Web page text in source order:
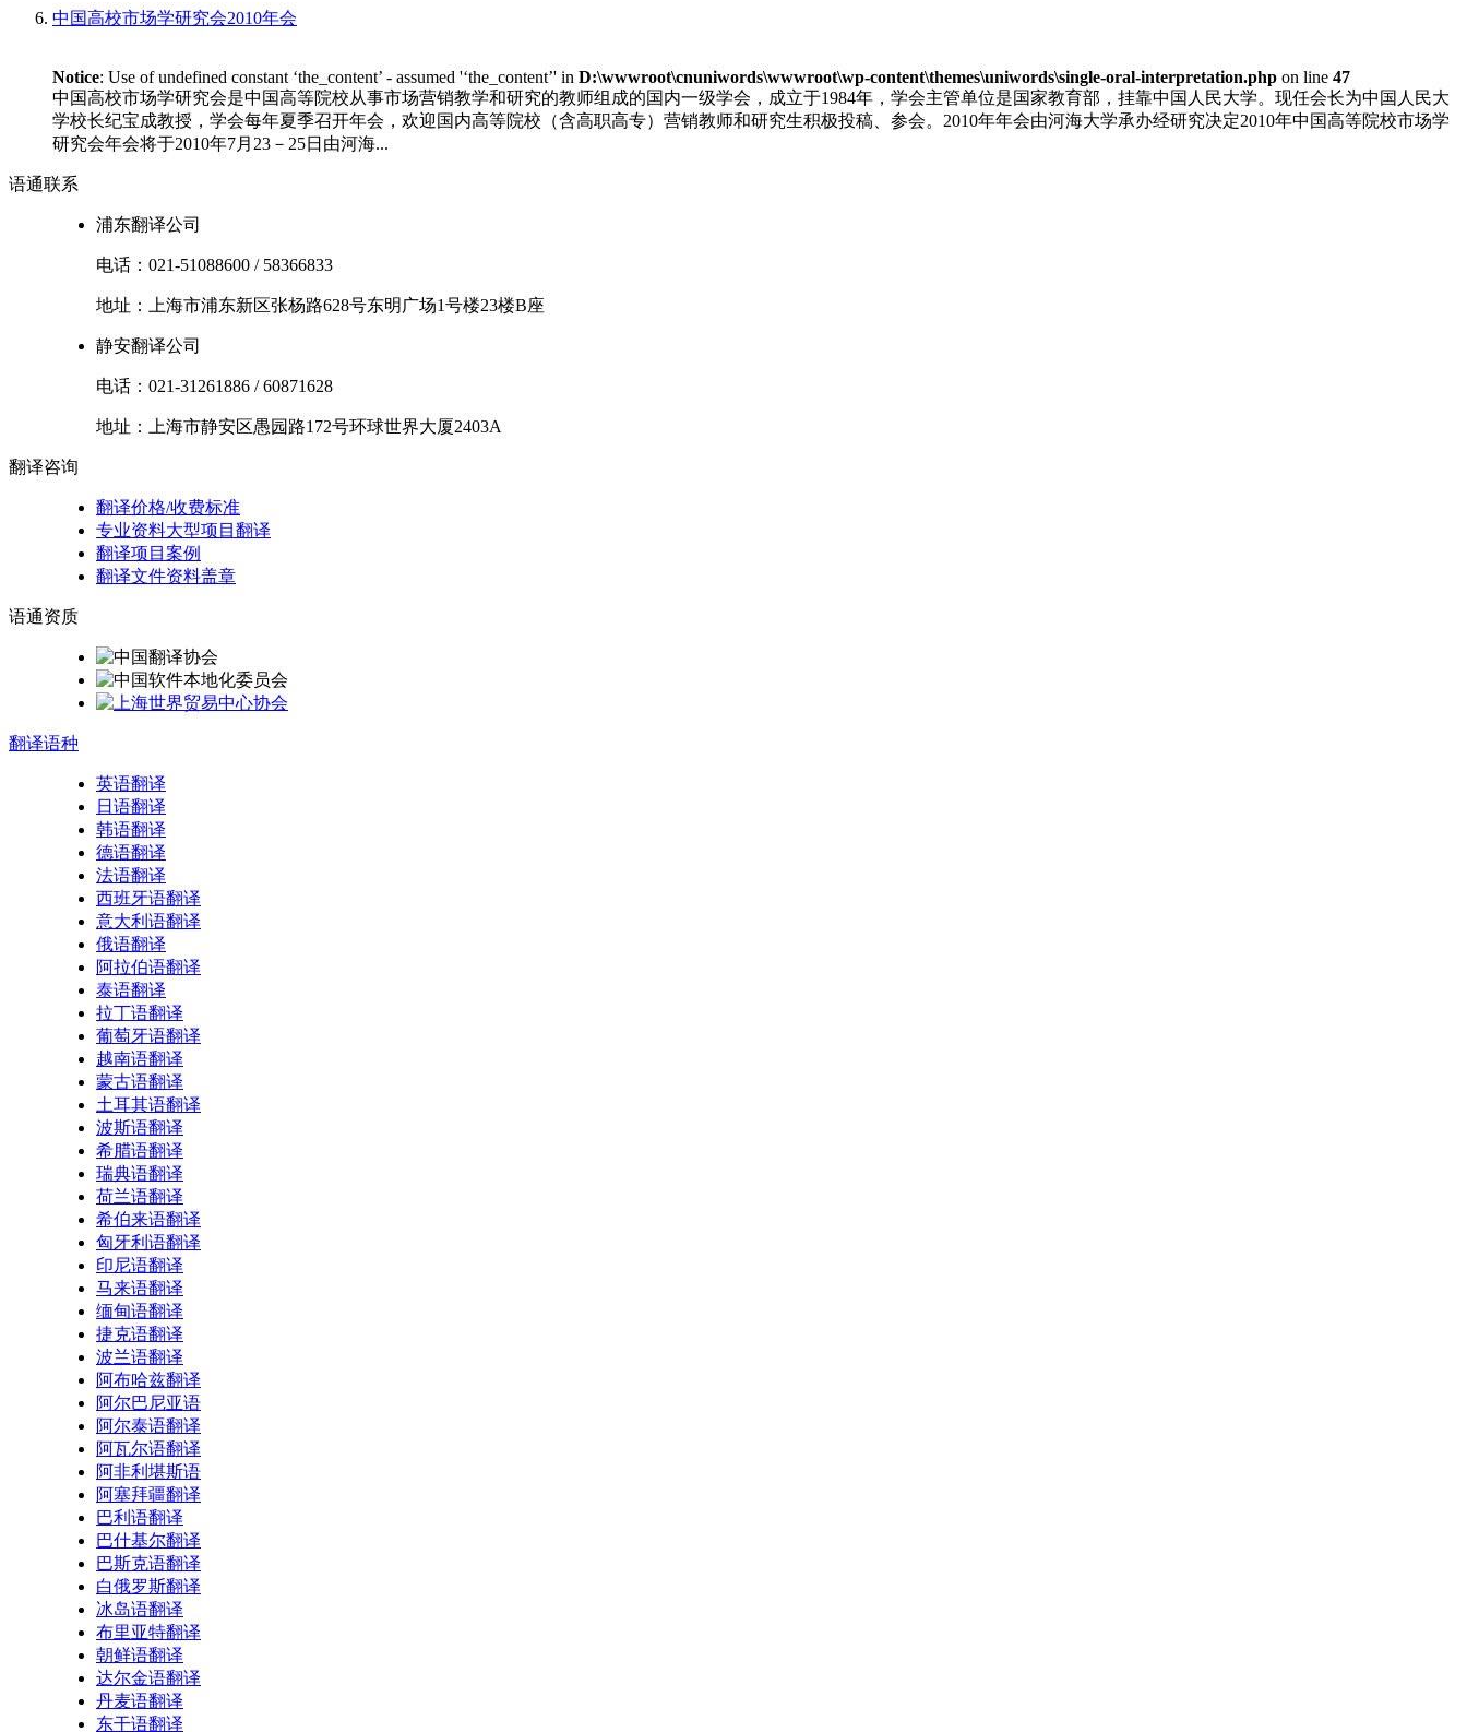
中国高校市场学研究会2010年会
Notice: Use of undefined constant ‘the_content’ - assumed '‘the_content’' in D:\wwwroot\cnuniwords\wwwroot\wp-content\themes\uniwords\single-oral-interpretation.php on line 47
中国高校市场学研究会是中国高等院校从事市场营销教学和研究的教师组成的国内一级学会，成立于1984年，学会主管单位是国家教育部，挂靠中国人民大学。现任会长为中国人民大
学校长纪宝成教授，学会每年夏季召开年会，欢迎国内高等院校（含高职高专）营销教师和研究生积极投稿、参会。2010年年会由河海大学承办经研究决定2010年中国高等院校市场学
研究会年会将于2010年7月23－25日由河海...
语通联系
浦东翻译公司
电话： 021-51088600 / 58366833
地址： 上海市浦东新区张杨路628号东明广场1号楼23楼B座
静安翻译公司
电话： 021-31261886 /60871628
地址： 上海市静安区愚园路172号环球世界大厦2403A
翻译咨询
翻译价格/收费标准
专业资料大型项目翻译
翻译项目案例
翻译文件资料盖章
语通资质
翻译语种
英语翻译
日语翻译
韩语翻译
德语翻译
法语翻译
西班牙语翻译
意大利语翻译
俄语翻译
阿拉伯语翻译
泰语翻译
拉丁语翻译
葡萄牙语翻译
越南语翻译
蒙古语翻译
土耳其语翻译
波斯语翻译
希腊语翻译
瑞典语翻译
荷兰语翻译
希伯来语翻译
匈牙利语翻译
印尼语翻译
马来语翻译
缅甸语翻译
捷克语翻译
波兰语翻译
阿布哈兹翻译
阿尔巴尼亚语
阿尔泰语翻译
阿瓦尔语翻译
阿非利堪斯语
阿塞拜疆翻译
巴利语翻译
巴什基尔翻译
巴斯克语翻译
白俄罗斯翻译
冰岛语翻译
布里亚特翻译
朝鲜语翻译
达尔金语翻译
丹麦语翻译
东干语翻译